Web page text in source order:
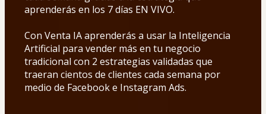
aprenderás en los 7 días EN VIVO.
Con Venta IA aprenderás a usar la Inteligencia
Artificial para vender más en tu negocio
tradicional con 2 estrategias validadas que
traeran cientos de clientes cada semana por
medio de Facebook e Instagram Ads.